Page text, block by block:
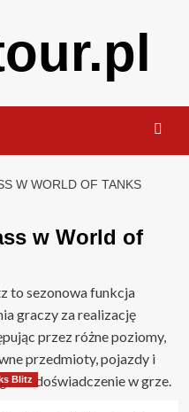
W WORLD OF TANKS
w World of
to sezonowa funkcja
graczy za realizację
przez różne poziomy,
przedmioty, pojazdy i
doświadczenie w grze.
Blitz